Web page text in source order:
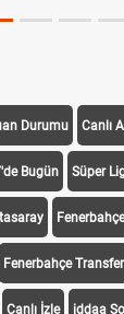
Durumu Canlı
Bugün Süper
Fenerbahçe
Fenerbahçe Transfer